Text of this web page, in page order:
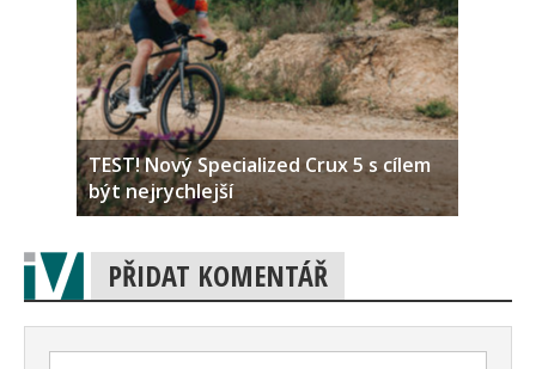
TEST! Nový Specialized Crux 5 s cílem
být nejrychlejší
PŘIDAT KOMENTÁŘ